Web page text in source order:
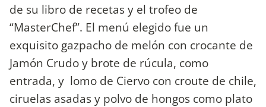
de su libro de recetas y el trofeo de
“MasterChef”. El menú elegido fue un
exquisito gazpacho de melón con crocante de
Jamón Crudo y brote de rúcula, como
entrada, y lomo de Ciervo con croute de chile,
ciruelas asadas y polvo de hongos como plato